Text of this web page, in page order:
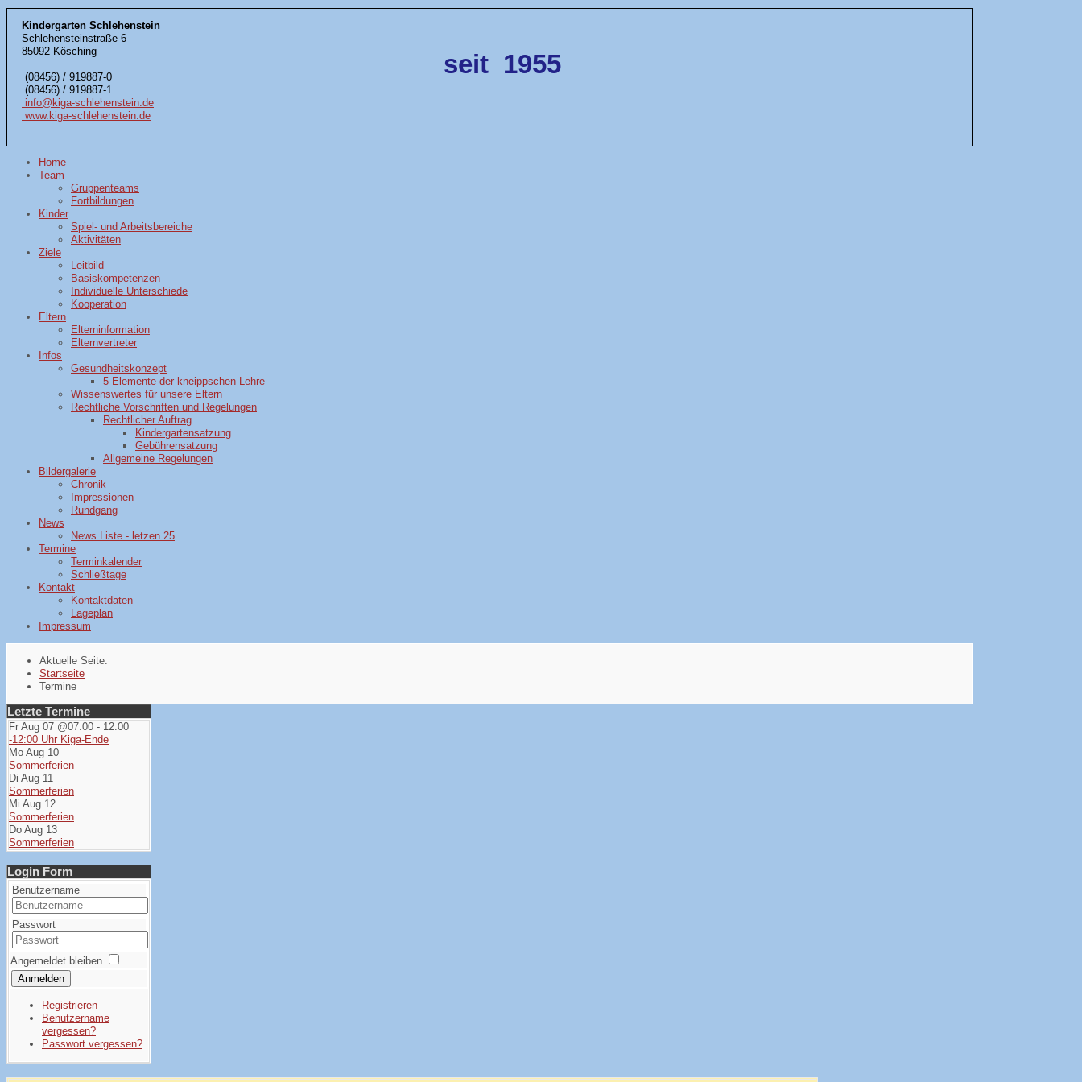
Kindergarten Schlehenstein
Schlehensteinstraße 6
85092 Kösching
(08456) / 919887-0
(08456) / 919887-1
info@kiga-schlehenstein.de
www.kiga-schlehenstein.de
seit 1955
Home
Team
Gruppenteams
Fortbildungen
Kinder
Spiel- und Arbeitsbereiche
Aktivitäten
Ziele
Leitbild
Basiskompetenzen
Individuelle Unterschiede
Kooperation
Eltern
Elterninformation
Elternvertreter
Infos
Gesundheitskonzept
5 Elemente der kneippschen Lehre
Wissenswertes für unsere Eltern
Rechtliche Vorschriften und Regelungen
Rechtlicher Auftrag
Kindergartensatzung
Gebührensatzung
Allgemeine Regelungen
Bildergalerie
Chronik
Impressionen
Rundgang
News
News Liste - letzen 25
Termine
Terminkalender
Schließtage
Kontakt
Kontaktdaten
Lageplan
Impressum
Aktuelle Seite:
Startseite
Termine
Letzte Termine
Fr Aug 07 @07:00 - 12:00
-12:00 Uhr Kiga-Ende
Mo Aug 10
Sommerferien
Di Aug 11
Sommerferien
Mi Aug 12
Sommerferien
Do Aug 13
Sommerferien
Login Form
Benutzername
Passwort
Angemeldet bleiben
Anmelden
Registrieren
Benutzername
vergessen?
Passwort vergessen?